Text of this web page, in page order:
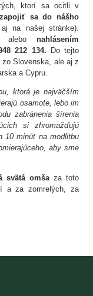
ktorí sa ocitli v
zapojiť sa do nášho
na našej stránke).
alebo nahlásením
212 134.
Do tejto
Slovenska, ale aj z
a Cypru.
ktorá je najväčším
osamote, lebo im
zabránenia šírenia
si zhromažďujú
10 minút na modlitbu
aby sme
svätá omšaza toto
a za zomrelých, za